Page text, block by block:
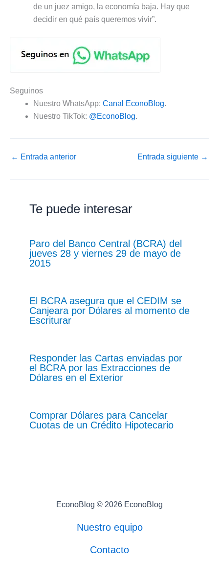
de un juez amigo, la economía baja. Hay que
decidir en qué país queremos vivir”.
Seguinos
Nuestro WhatsApp: Canal EconoBlog.
Nuestro TikTok: @EconoBlog.
← Entrada anterior Entrada siguiente →
Te puede interesar
Paro del Banco Central (BCRA) del
jueves 28 y viernes 29 de mayo de
2015
El BCRA asegura que el CEDIM se
Canjeara por Dólares al momento de
Escriturar
Responder las Cartas enviadas por
el BCRA por las Extracciones de
Dólares en el Exterior
Comprar Dólares para Cancelar
Cuotas de un Crédito Hipotecario
EconoBlog © 2026 EconoBlog
Nuestro equipo
Contacto